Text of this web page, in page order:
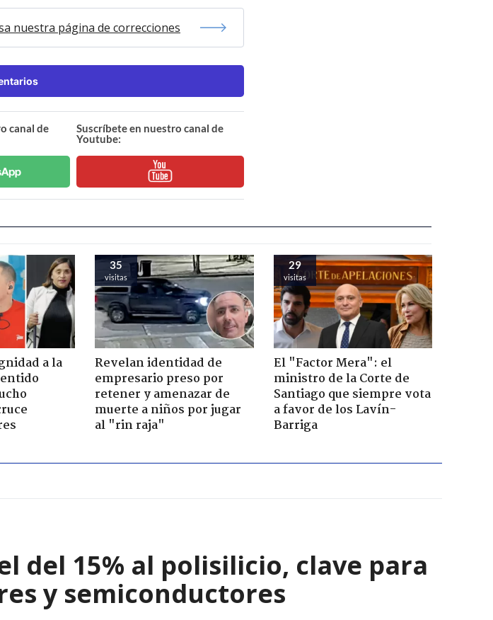
nuestra página de correcciones
canal de
Suscríbete en nuestro canal de
Youtube:
a la
35
visitas
Revelan identidad de
empresario preso por
retener y amenazar de
muerte a niños por jugar
al "rin raja"
29
visitas
El "Factor Mera": el
ministro de la Corte de
Santiago que siempre vota
a favor de los Lavín-
Barriga
del 15% al polisilicio, clave para
y semiconductores